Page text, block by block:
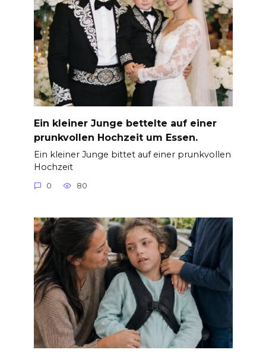
Ein kleiner Junge bettelte auf einer
prunkvollen Hochzeit um Essen.
Ein kleiner Junge bittet auf einer prunkvollen
Hochzeit
0 80